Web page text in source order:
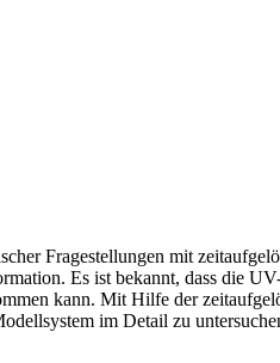
Fragestellungen mit
Es ist bekannt, dass die
kann. Mit Hilfe der
im Detail zu